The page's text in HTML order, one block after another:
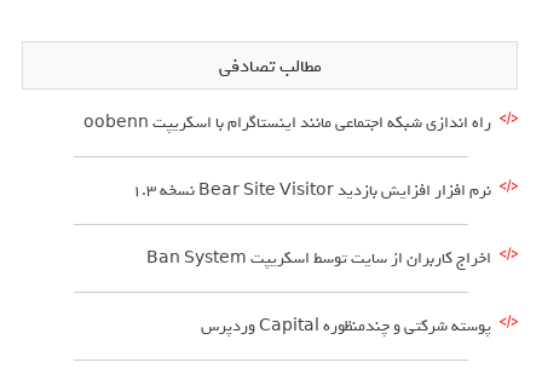
مطالب تصادفی
راه اندازی شبکه اجتماعی مانند اینستاگرام با اسکریپت oobenn
نرم افزار افزایش بازدید Bear Site Visitor نسخه 1.3
اخراج کاربران از سایت توسط اسکریپت Ban System
پوسته شرکتی و چندمنظوره Capital وردپرس